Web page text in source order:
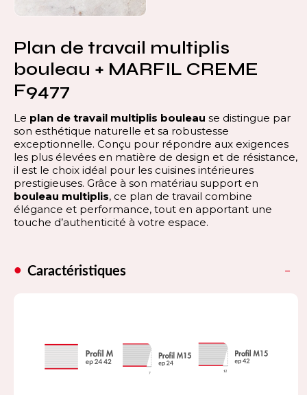
Plan de travail multiplis
bouleau + MARFIL CREME
F9477
Le plan de travail multiplis bouleau se distingue par
son esthétique naturelle et sa robustesse
exceptionnelle. Conçu pour répondre aux exigences
les plus élevées en matière de design et de résistance,
il est le choix idéal pour les cuisines intérieures
prestigieuses. Grâce à son matériau support en
bouleau multiplis, ce plan de travail combine
élégance et performance, tout en apportant une
touche d’authenticité à votre espace.
Caractéristiques